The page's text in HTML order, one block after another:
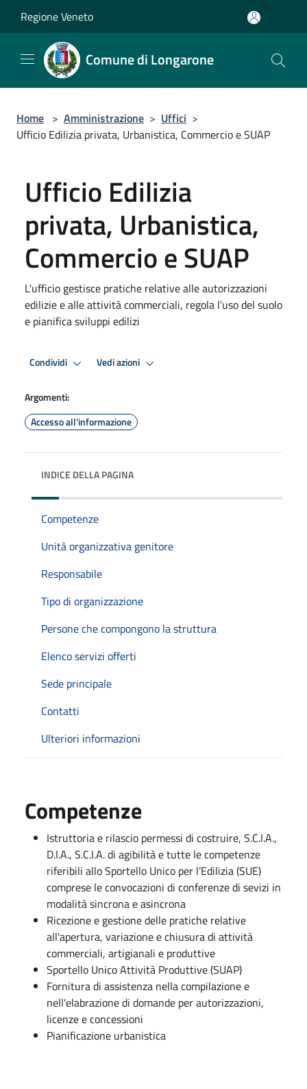
Regione Veneto
Comune di Longarone
Home > Amministrazione > Uffici >
Ufficio Edilizia privata, Urbanistica, Commercio e SUAP
Ufficio Edilizia
privata, Urbanistica,
Commercio e SUAP
L'ufficio gestisce pratiche relative alle autorizzazioni
edilizie e alle attività commerciali, regola l'uso del suolo
e pianifica sviluppi edilizi
Condividi Vedi azioni
Argomenti:
Accesso all'informazione
INDICE DELLA PAGINA
Competenze
Unità organizzativa genitore
Responsabile
Tipo di organizzazione
Persone che compongono la struttura
Elenco servizi offerti
Sede principale
Contatti
Ulteriori informazioni
Competenze
Istruttoria e rilascio permessi di costruire, S.C.I.A.,
D.I.A., S.C.I.A. di agibilità e tutte le competenze
riferibili allo Sportello Unico per l’Edilizia (SUE)
comprese le convocazioni di conferenze di sevizi in
modalità sincrona e asincrona
Ricezione e gestione delle pratiche relative
all'apertura, variazione e chiusura di attività
commerciali, artigianali e produttive
Sportello Unico Attività Produttive (SUAP)
Fornitura di assistenza nella compilazione e
nell'elabrazione di domande per autorizzazioni,
licenze e concessioni
Pianificazione urbanistica